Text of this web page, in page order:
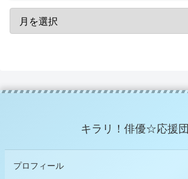
キラリ！俳優☆応援団
プロフィール